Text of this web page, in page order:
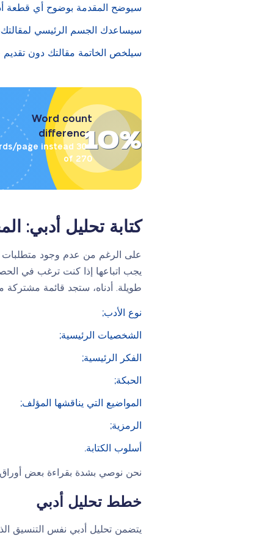
سيوضح المقدمة بوضوح أي قطعة
سيساعدك الجسم الرئيسي
سيلخص الخاتمة مقالتك دون
10%
Word count
difference
words/page instead
of 270
كتابة تحليل أدبي:
على الرغم من عدم وجود متطلبات
يجب اتباعها إذا كنت ترغب في
طويلة. أدناه، ستجد قائمة
نوع الأدب;
الشخصيات الرئيسية;
الفكر الرئيسية;
الحبكة;
المواضيع التي يناقشها المؤلف;
الرمزية;
أسلوب الكتابة.
نحن نوصي بشدة بقراءة بعض أوراق
خطط تحليل أدبي
يتضمن تحليل أدبي نفس التنسيق